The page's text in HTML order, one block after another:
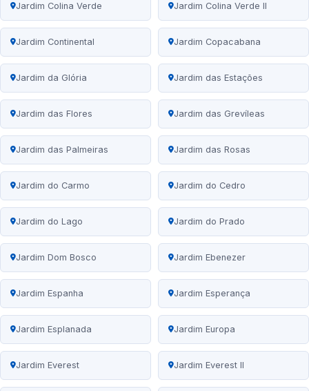
Jardim Colina Verde Jardim Colina Verde II
Jardim Continental Jardim Copacabana
Jardim da Glória Jardim das Estações
Jardim das Flores Jardim das Grevíleas
Jardim das Palmeiras Jardim das Rosas
Jardim do Carmo Jardim do Cedro
Jardim do Lago Jardim do Prado
Jardim Dom Bosco Jardim Ebenezer
Jardim Espanha Jardim Esperança
Jardim Esplanada Jardim Europa
Jardim Everest Jardim Everest II